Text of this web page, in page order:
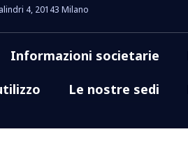
4, 20143 Milano
Informazioni societarie
Le nostre sedi